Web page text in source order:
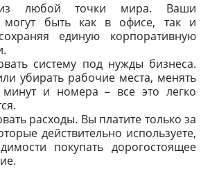
из любой точки мира. Ваши
могут быть как в офисе, так и
единую корпоративную
систему под нужды бизнеса.
убирать рабочие места, менять
минут и номера – все это легко
расходы. Вы платите только за
действительно используете,
покупать дорогостоящее